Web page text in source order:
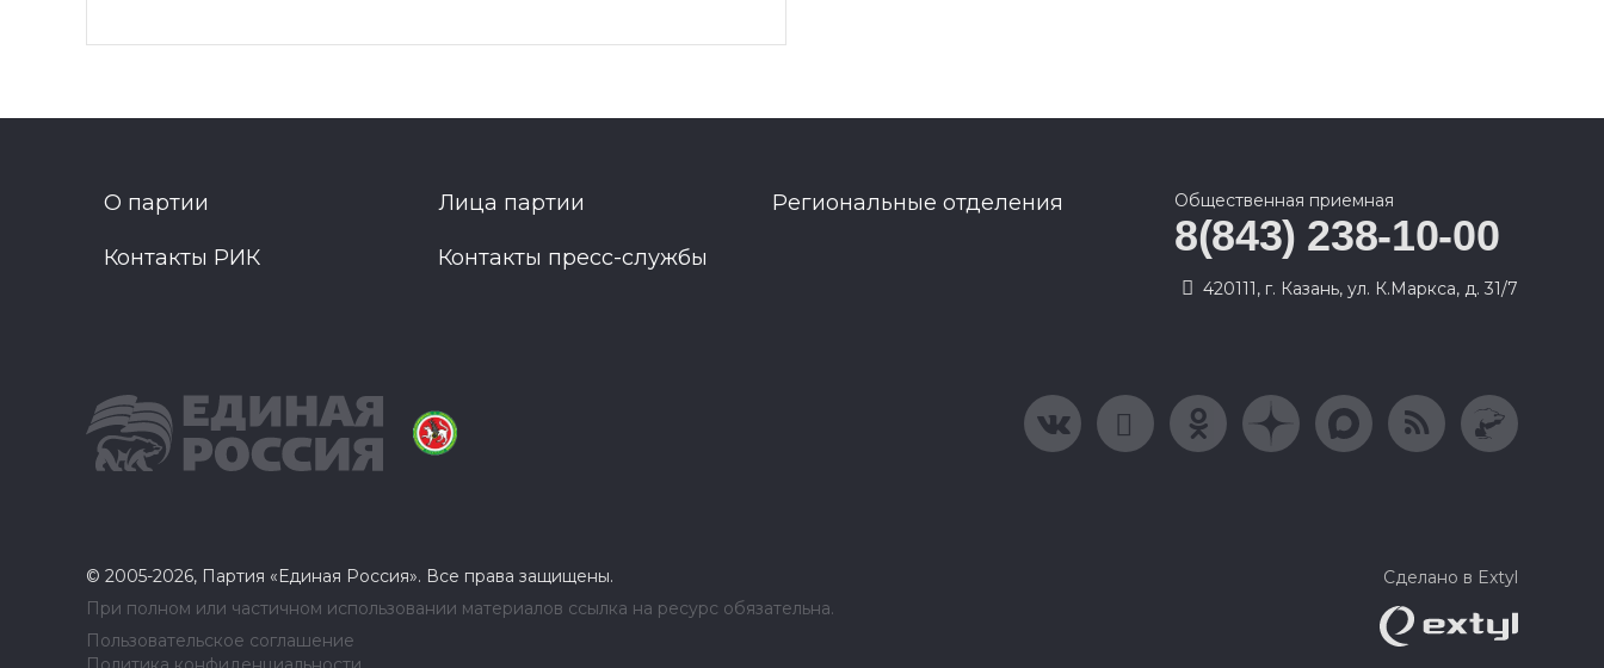
О партии Лица партии Региональные отделения
Контакты РИК Контакты пресс-службы
Общественная приемная
8(843) 238-10-00
420111, г. Казань, ул. К.Маркса, д. 31/7
© 2005-2026, Партия «Единая Россия». Все права защищены.
При полном или частичном использовании материалов ссылка на ресурс обязательна.
Пользовательское соглашение
Сделано в Extyl